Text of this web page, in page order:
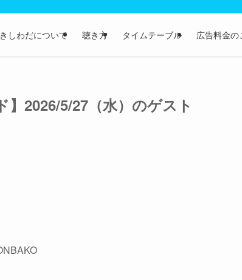
しわだについて 聴き方 タイムテーブル 広告料金
】2026/5/27（水）のゲスト